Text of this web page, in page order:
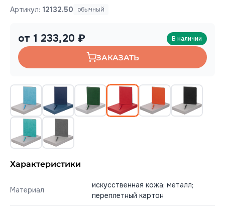
Артикул: 12132.50 обычный
от 1 233,20 ₽ В наличии
ЗАКАЗАТЬ
Характеристики
Материал
искусственная кожа; металл;
переплетный картон